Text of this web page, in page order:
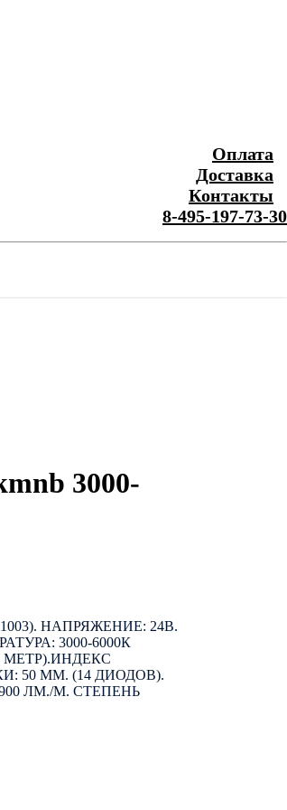
Оплата
Доставка
Контакты
8-495-197-73-30
3000-
НАПРЯЖЕНИЕ: 24В.
3000-6000К
МЕТР).ИНДЕКС
50 ММ. (14 ДИОДОВ).
ЛМ./М. СТЕПЕНЬ